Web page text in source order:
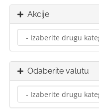
Akcije
Odaberite valutu